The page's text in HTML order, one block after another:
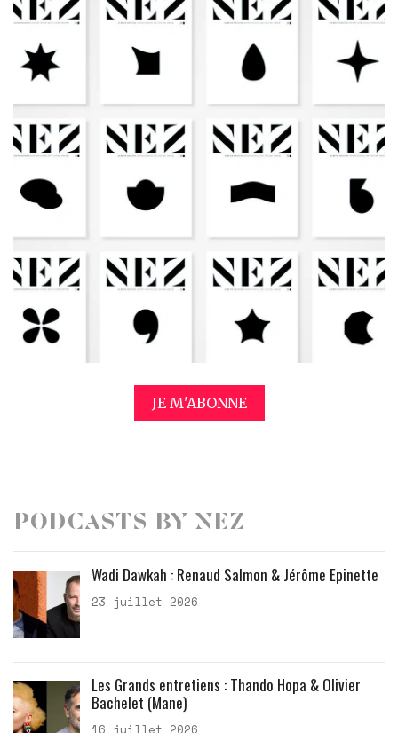
JE M'ABONNE
Podcasts by Nez
Wadi Dawkah : Renaud Salmon & Jérôme Epinette
23 juillet 2026
Les Grands entretiens : Thando Hopa & Olivier
Bachelet (Mane)